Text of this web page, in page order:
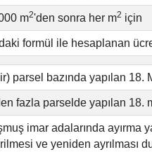
m2'den sonra her m2 için
formül ile hesaplanan
parsel bazında yapılan 18.
fazla parselde yapılan 18.
imar adalarında ayırma
ve yeniden ayrılması